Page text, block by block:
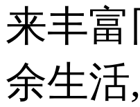
来丰
余生